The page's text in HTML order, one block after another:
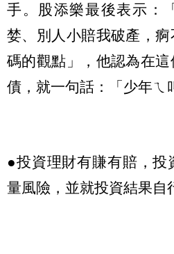
手。股添樂最後表示：
婪、別人小賠我破產，
碼的觀點」，他認為在
債，就一句話：「少年ㄟ
●投資理財有賺有賠，投
量風險，並就投資結果自